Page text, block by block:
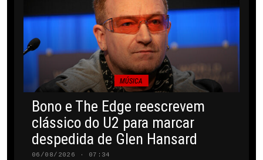
MÚSICA
Bono e The Edge reescrevem
clássico do U2 para marcar
despedida de Glen Hansard
06/08/2026 · 07:34